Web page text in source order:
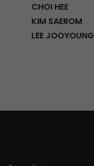
CHOI HEE
KIM SAEROM
LEE JOOYOUNG